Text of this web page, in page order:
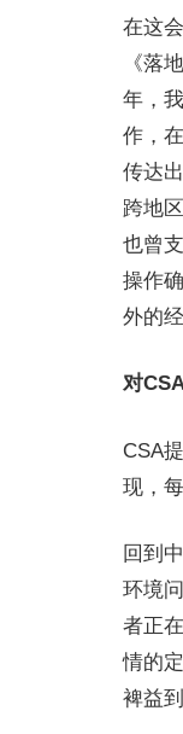
在这
《落
年，
作，
传达出
跨地
也曾
操作
外的
对
CSA
现，
回到
环境
者正
情的
裨益